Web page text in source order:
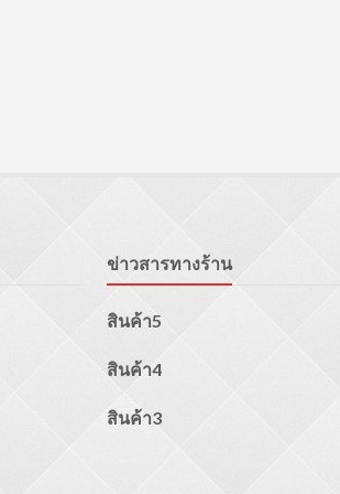
ข่าวสารทางร้าน
สินค้า5
สินค้า4
สินค้า3